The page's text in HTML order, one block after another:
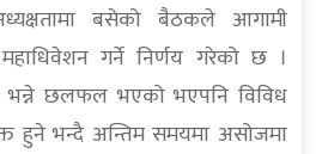
बसेको बैठकले आगामी
गर्ने निर्णय गरेको छ ।
भन्ने छलफल भएको भएपनि विविध
हुने भन्दै अन्तिम समयमा असोजमा